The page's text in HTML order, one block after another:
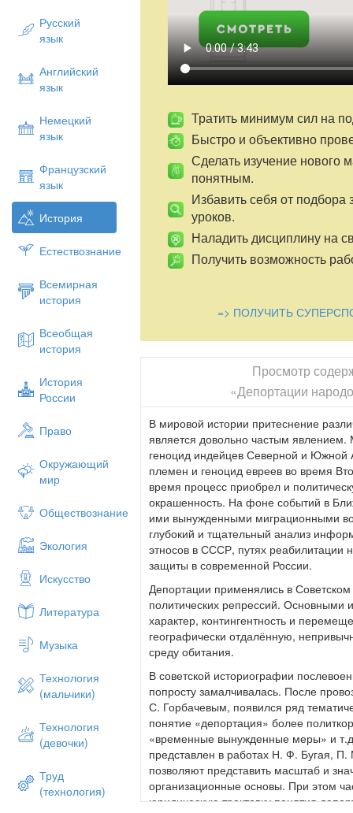
Русский
язык
Английский
язык
Немецкий
язык
Французский
язык
История
Естествознание
Всемирная
история
Всеобщая
история
История
России
Право
Окружающий
мир
Обществознание
Экология
Искусство
Литература
Музыка
Технология
(мальчики)
Технология
(девочки)
Труд
(технология)
Тратить минимум сил на
Быстро и объективно
Сделать изучение нового
понятным.
Избавить себя от подбора
уроков.
Наладить дисциплину на
Получить возможность
=> ПОЛУЧИТЬ
Просмотр
«Депортации
В мировой истории притеснение
является довольно частым
геноцид индейцев Северной и Южной
племен и геноцид евреев во время
время процесс приобрел и
окрашенность. На фоне событий в
ими вынужденными миграционными
глубокий и тщательный анализ
этносов в СССР, путях реабилитации
защиты в современной России.
Депортации применялись в
политических репрессий. Основными
характер, контингентность и
географически отдалённую,
среду обитания.
В советской историографии
попросту замалчивалась. После
С. Горбачевым, появился ряд
понятие «депортация» более
«временные вынужденные меры» и
представлен в работах Н. Ф. Бугая,
позволяют представить масштаб и
организационные основы. При этом
юридическую трактовку понятия